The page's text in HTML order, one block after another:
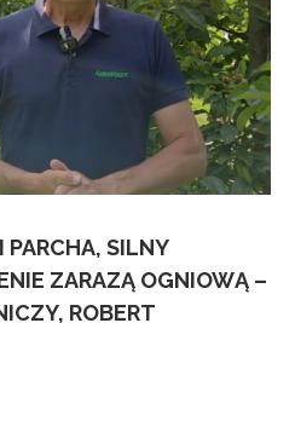
PARCHA, SILNY
ZARAZĄ OGNIOWĄ –
ROBERT